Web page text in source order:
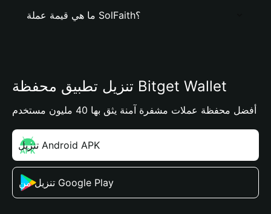
ما هي قيمة عملة SolFaith؟
تنزيل تطبيق محفظة Bitget Wallet
أفضل محفظة عملات مشفرة آمنة يثق بها 40 مليون مستخدم
تنزيل Android APK
تنزيل من Google Play